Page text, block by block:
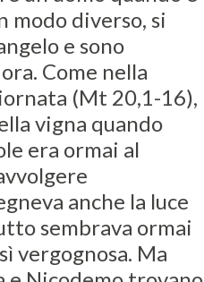
modo diverso, si
e sono
Come nella
(Mt 20,1-16),
vigna quando
era ormai al
anche la luce
sembrava ormai
vergognosa. Ma